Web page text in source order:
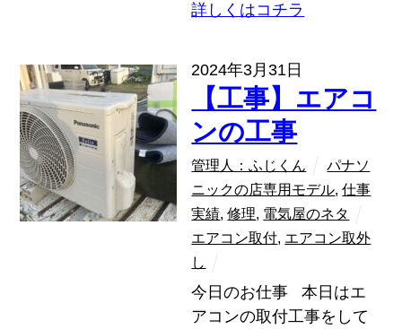
詳しくはコチラ
2024年3月31日
【工事】エアコ
ンの工事
管理人：ふじくん
パナソ
ニックの店専用モデル,仕事
実績,修理, 電気屋のネタ
エアコン取付, エアコン取外
し
今日のお仕事 本日はエ
アコンの取付工事をして